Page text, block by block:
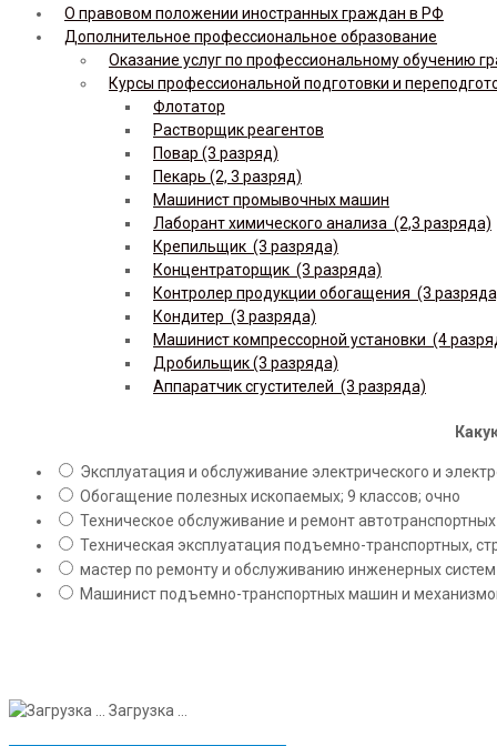
О правовом положении иностранных граждан в РФ
Дополнительное профессиональное образование
Оказание услуг по профессиональному обучению
Курсы профессиональной подготовки и
Флотатор
Растворщик реагентов
Повар (3 разряд)
Пекарь (2, 3 разряд)
Машинист промывочных машин
Лаборант химического анализа (2,3 разряда)
Крепильщик (3 разряда)
Концентраторщик (3 разряда)
Контролер продукции обогащения (3
Кондитер (3 разряда)
Машинист компрессорной установки (4
Дробильщик (3 разряда)
Аппаратчик сгустителей (3 разряда)
Эксплуатация и обслуживание электрического и
Обогащение полезных ископаемых; 9 классов; очно
Техническое обслуживание и ремонт
Техническая эксплуатация подъемно-транспортных,
мастер по ремонту и обслуживанию инженерных
Машинист подъемно-транспортных машин и
Загрузка ...